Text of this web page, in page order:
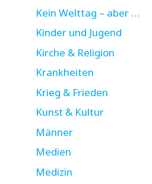
Kein Welttag – aber …
Kinder und Jugend
Kirche & Religion
Krankheiten
Krieg & Frieden
Kunst & Kultur
Männer
Medien
Medizin